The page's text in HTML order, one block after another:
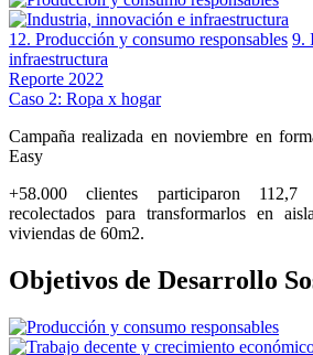
12. Producción y consumo responsables 9.
infraestructura
Reporte 2022
Caso 2: Ropa x hogar
Campaña realizada en noviembre en
Easy
+58.000 clientes participaron
recolectados para transformarlos en
viviendas de 60m2.
Objetivos de Desarrollo